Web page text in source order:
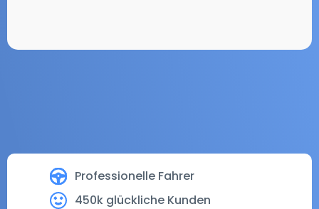
Professionelle Fahrer
450k glückliche Kunden